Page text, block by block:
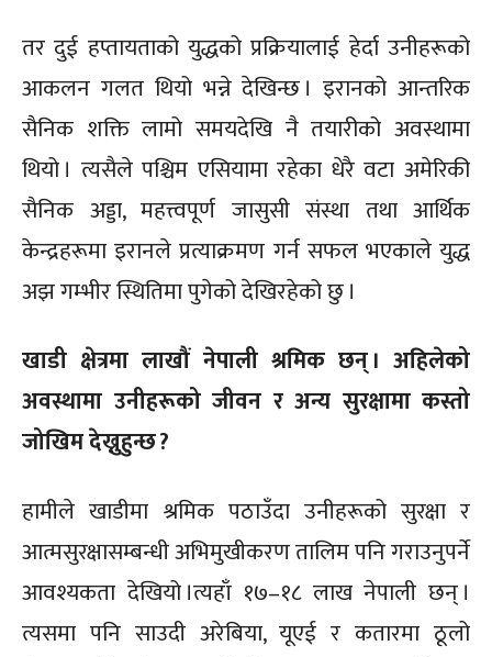
तर दुई हप्तायताको युद्धको प्रक्रियालाई हेर्दा उनीहरूको
आकलन गलत थियो भन्ने देखिन्छ । इरानको आन्तरिक
सैनिक शक्ति लामो समयदेखि नै तयारीको अवस्थामा
थियो । त्यसैले पश्चिम एसियामा रहेका धेरै वटा अमेरिकी
सैनिक अड्डा, महत्त्वपूर्ण जासुसी संस्था तथा आर्थिक
केन्द्रहरूमा इरानले प्रत्याक्रमण गर्न सफल भएकाले युद्ध
अझ गम्भीर स्थितिमा पुगेको देखिरहेको छु ।
खाडी क्षेत्रमा लाखौं नेपाली श्रमिक छन् । अहिलेको
अवस्थामा उनीहरूको जीवन र अन्य सुरक्षामा कस्तो
जोखिम देख्नुहुन्छ ?
हामीले खाडीमा श्रमिक पठाउ‍ँदा उनीहरूको सुरक्षा र
आत्मसुरक्षासम्बन्धी अभिमुखीकरण तालिम पनि गराउनुपर्ने
आवश्यकता देखियो ।त्यहाँ १७–१८ लाख नेपाली छन् ।
त्यसमा पनि साउदी अरेबिया, यूएई र कतारमा ठूलो